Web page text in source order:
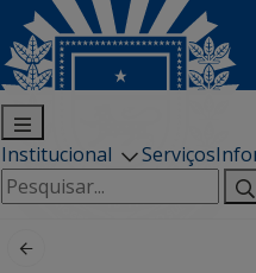
Institucional Serviços
Pesquisar
por: